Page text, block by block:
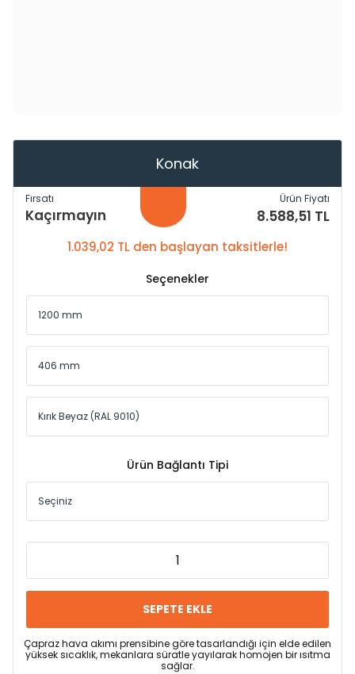
Konak
Fırsatı
Kaçırmayın
Ürün Fiyatı
8.588,51 TL
1.039,02 TL den başlayan taksitlerle!
Seçenekler
Ürün Bağlantı Tipi
SEPETE EKLE
Çapraz hava akımı prensibine göre tasarlandığı için elde edilen
yüksek sıcaklık, mekanlara süratle yayılarak homojen bir ısıtma
sağlar.